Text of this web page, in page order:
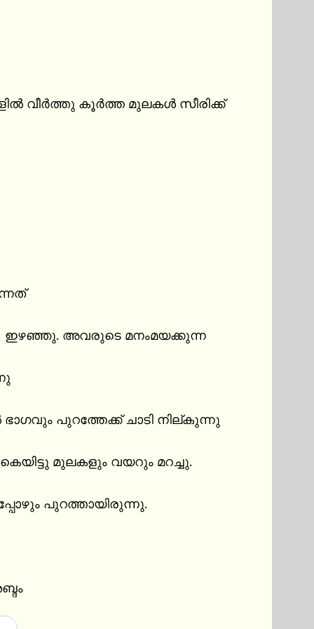
വീർത്തു കൂർത്ത മുലകൾ സീരിക്ക്
പുറത്തേക്ക് ചാടി നില്കുന്നു
മുലകളും വയറും മറച്ചു.
പുറത്തായിരുന്നു.